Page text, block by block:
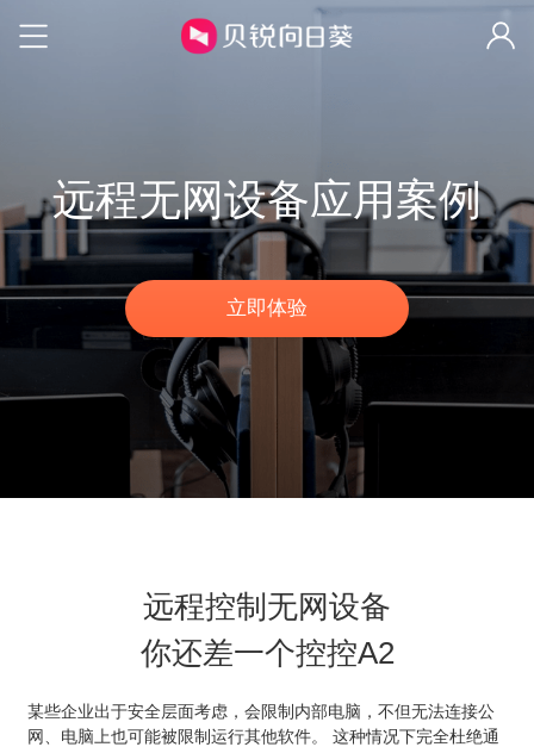
远程无网设备应用案例
立即体验
远程控制无网设备
你还差一个控控A2
某些企业出于安全层面考虑，会限制内部电脑，不但无法连接公
网、电脑上也可能被限制运行其他软件。 这种情况下完全杜绝通